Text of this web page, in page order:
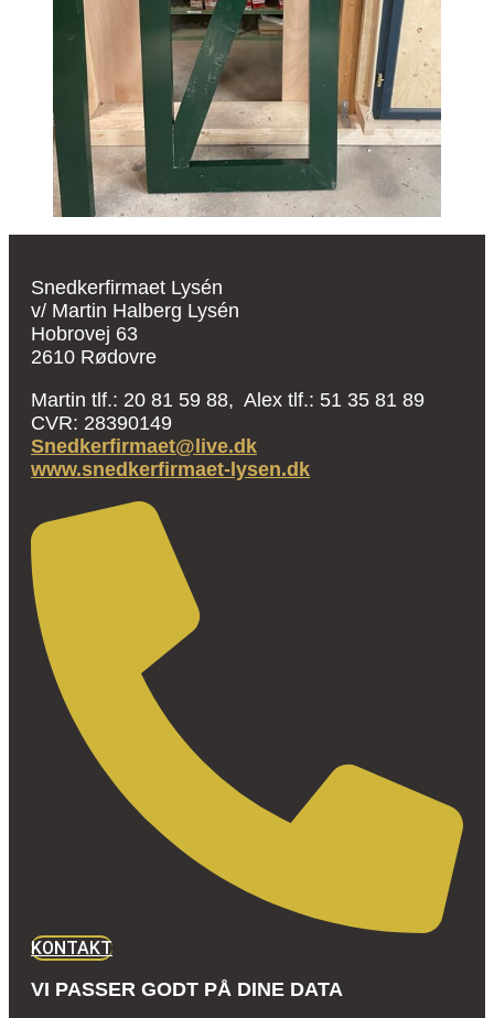
Snedkerfirmaet Lysén
v/ Martin Halberg Lysén
Hobrovej 63
2610 Rødovre
Martin tlf.: 20 81 59 88, Alex tlf.: 51 35 81 89
CVR: 28390149
Snedkerfirmaet@live.dk
www.snedkerfirmaet-lysen.dk
KONTAKT
VI PASSER GODT PÅ DINE DATA